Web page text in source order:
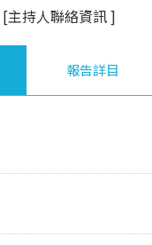
[主持人聯絡資訊]
報告詳目